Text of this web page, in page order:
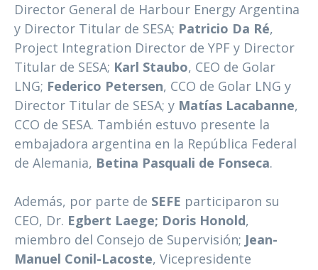
Director General de Harbour Energy Argentina
y Director Titular de SESA; Patricio Da Ré,
Project Integration Director de YPF y Director
Titular de SESA; Karl Staubo, CEO de Golar
LNG; Federico Petersen, CCO de Golar LNG y
Director Titular de SESA; y Matías Lacabanne,
CCO de SESA. También estuvo presente la
embajadora argentina en la República Federal
de Alemania, Betina Pasquali de Fonseca.
Además, por parte de SEFE participaron su
CEO, Dr. Egbert Laege; Doris Honold,
miembro del Consejo de Supervisión; Jean-
Manuel Conil-Lacoste, Vicepresidente